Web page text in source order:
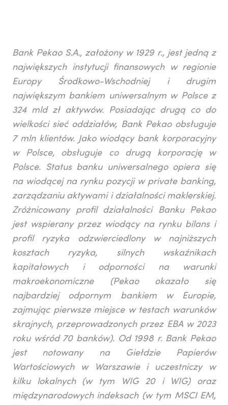
Bank Pekao S.A., założony w 1929 r., jest jedną z
największych instytucji finansowych w regionie
Europy Środkowo-Wschodniej i drugim
największym bankiem uniwersalnym w Polsce z
324 mld zł aktywów. Posiadając drugą co do
wielkości sieć oddziałów, Bank Pekao obsługuje
7 mln klientów. Jako wiodący bank korporacyjny
w Polsce, obsługuje co drugą korporację w
Polsce. Status banku uniwersalnego opiera się
na wiodącej na rynku pozycji w private banking,
zarządzaniu aktywami i działalności maklerskiej.
Zróżnicowany profil działalności Banku Pekao
jest wspierany przez wiodący na rynku bilans i
profil ryzyka odzwierciedlony w najniższych
kosztach ryzyka, silnych wskaźnikach
kapitałowych i odporności na warunki
makroekonomiczne (Pekao okazało się
najbardziej odpornym bankiem w Europie,
zajmując pierwsze miejsce w testach warunków
skrajnych, przeprowadzonych przez EBA w 2023
roku wśród 70 banków). Od 1998 r. Bank Pekao
jest notowany na Giełdzie Papierów
Wartościowych w Warszawie i uczestniczy w
kilku lokalnych (w tym WIG 20 i WIG) oraz
międzynarodowych indeksach (w tym MSCI EM,